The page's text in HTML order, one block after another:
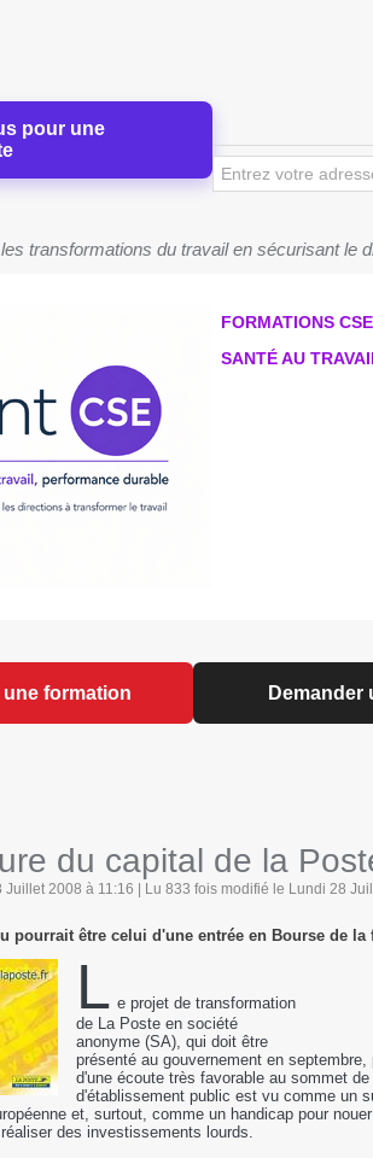
pour une
transformations du travail en sécurisant le
FORMATIONS CSE
SANTÉ AU
formation Demander
du capital de la
Juillet 2008 à 11:16 | Lu 833 fois modifié le Lundi 28
pourrait être celui d'une entrée en Bourse de
L e projet de transformation
de La Poste en société
anonyme (SA), qui doit être
présenté au gouvernement en
d'une écoute très favorable au sommet
d'établissement public est vu comme un
et, surtout, comme un handicap pour
des investissements lourds.